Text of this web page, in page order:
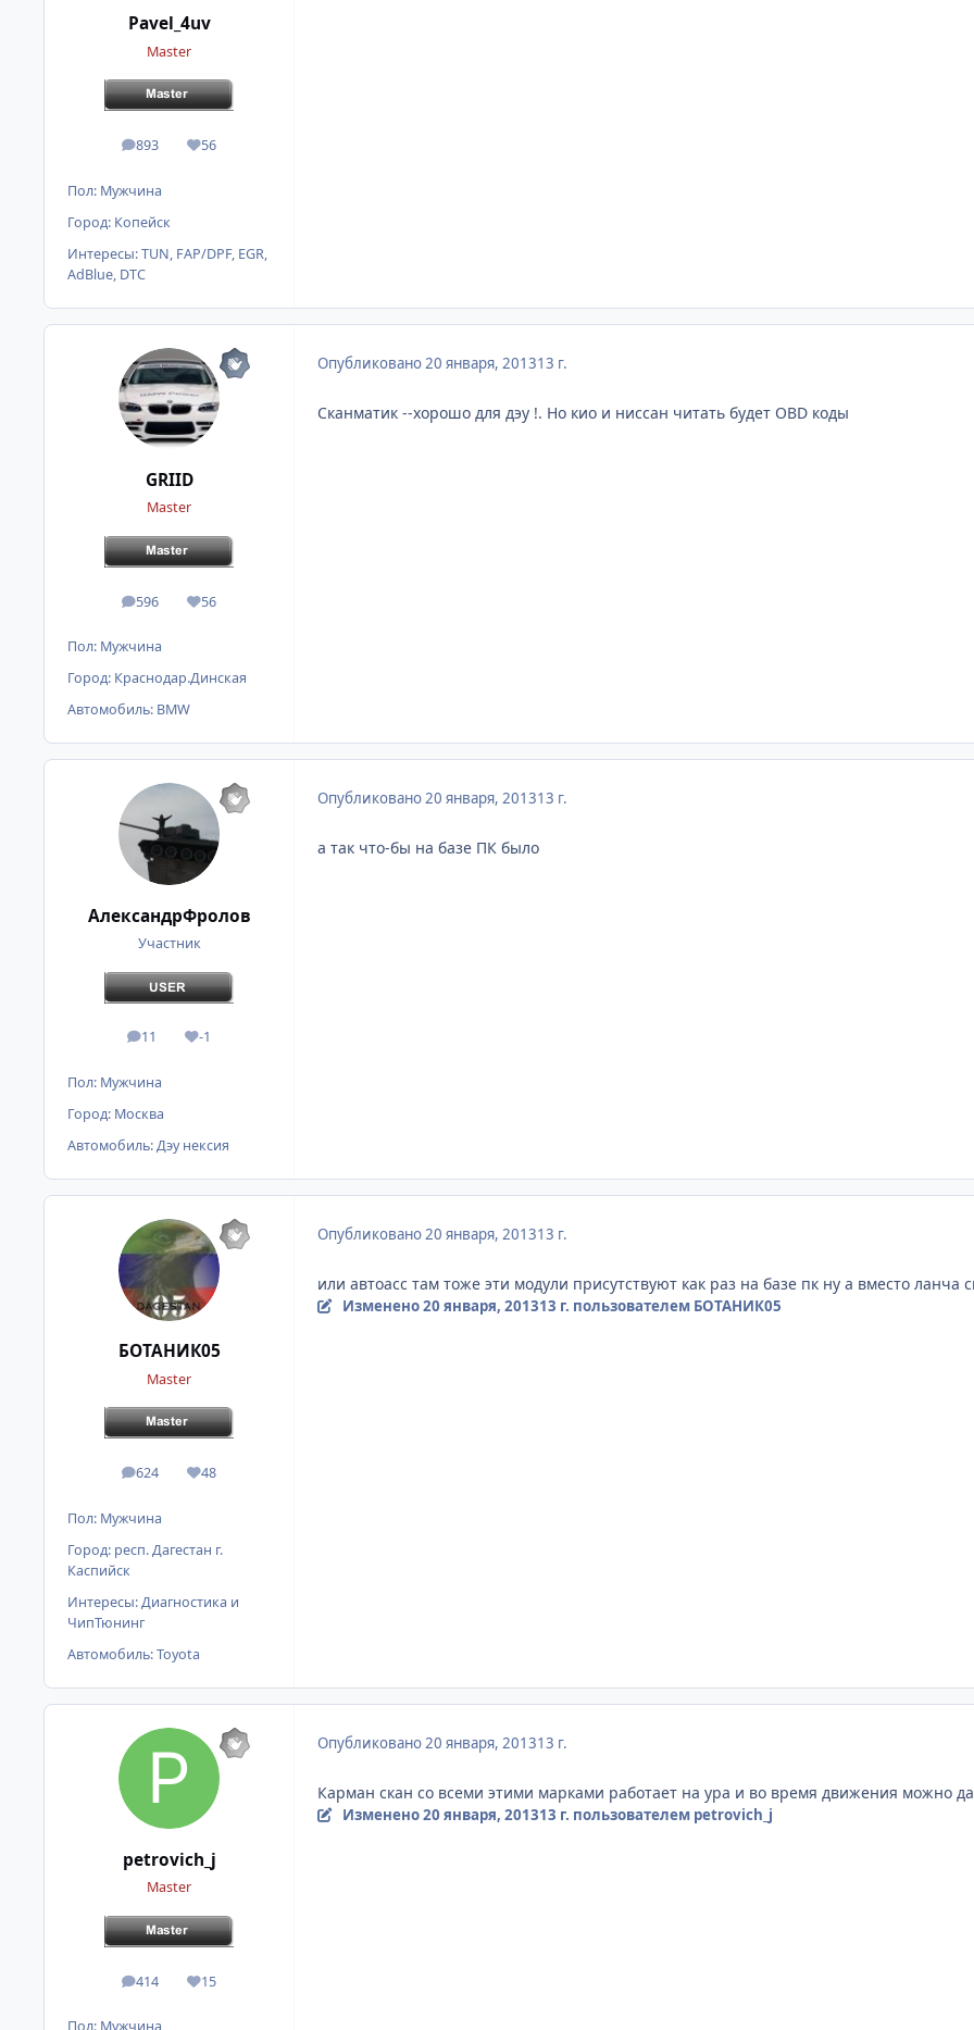
Pavel_4uv
Master
893
сообщения
56
Репутация
Пол: Мужчина
Город: Копейск
Интересы:TUN, FAP/DPF, EGR,
AdBlue, DTC
GRIID
Master
596
сообщения
56
Репутация
Пол: Мужчина
Город: Краснодар.Динская
Автомобиль: BMW
Опубликовано20 января, 201313 г.
Сканматик --хорошо для дэу !. Но кио и ниссан читать будет OBD коды
АлександрФролов
Участник
11
сообщения
-1
Репутация
Пол: Мужчина
Город: Москва
Автомобиль:Дэу нексия
Опубликовано20 января, 201313 г.
а так что-бы на базе ПК было
БОТАНИК05
Master
624
сообщения
48
Репутация
Пол: Мужчина
Город: респ. Дагестан г.
Каспийск
Интересы:Диагностика и
ЧипТюнинг
Автомобиль:Toyota
Опубликовано20 января, 201313 г.
или автоасс там тоже эти модули присутствуют как раз на базе пк ну а вместо ланча
Изменено20 января, 201313 г. пользователем БОТАНИК05
petrovich_j
Master
414
сообщения
15
Репутация
Опубликовано20 января, 201313 г.
Карман скан со всеми этими марками работает на ура и во время движения можно
Изменено20 января, 201313 г. пользователем petrovich_j